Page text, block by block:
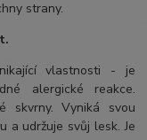
strany.
vlastnosti - je
alergické reakce.
skvrny. Vyniká svou
a udržuje svůj lesk. Je